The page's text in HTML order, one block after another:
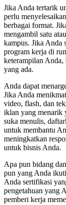
Jika Anda tertarik
perlu
berbagai format.
mengambil satu
kampus. Jika Anda
program kerja di
keterampilan
yang ada.
Anda dapat
Jika Anda
video, flash, dan
iklan yang menarik
suka menulis,
untuk membantu
meningkatkan
untuk bisnis Anda.
Apa pun bidang
pun yang Anda
Anda sertifikasi
pengetahuan yang
pemberi kerja